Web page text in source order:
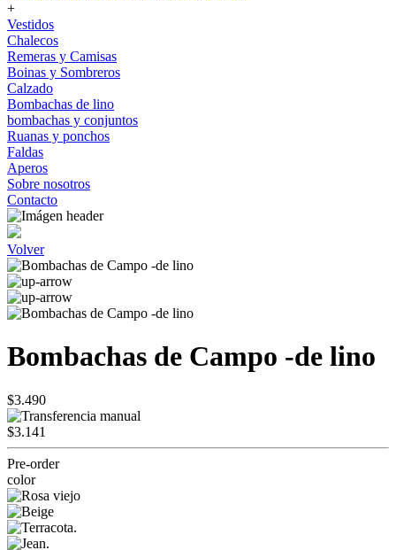
+
Vestidos
Chalecos
Remeras y Camisas
Boinas y Sombreros
Calzado
Bombachas de lino
bombachas y conjuntos
Ruanas y ponchos
Faldas
Aperos
Sobre nosotros
Contacto
Volver
Bombachas de Campo -de lino
$3.490
$3.141
Pre-order
color